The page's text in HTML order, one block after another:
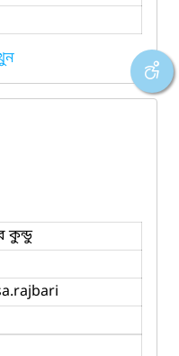
কুন্ডু